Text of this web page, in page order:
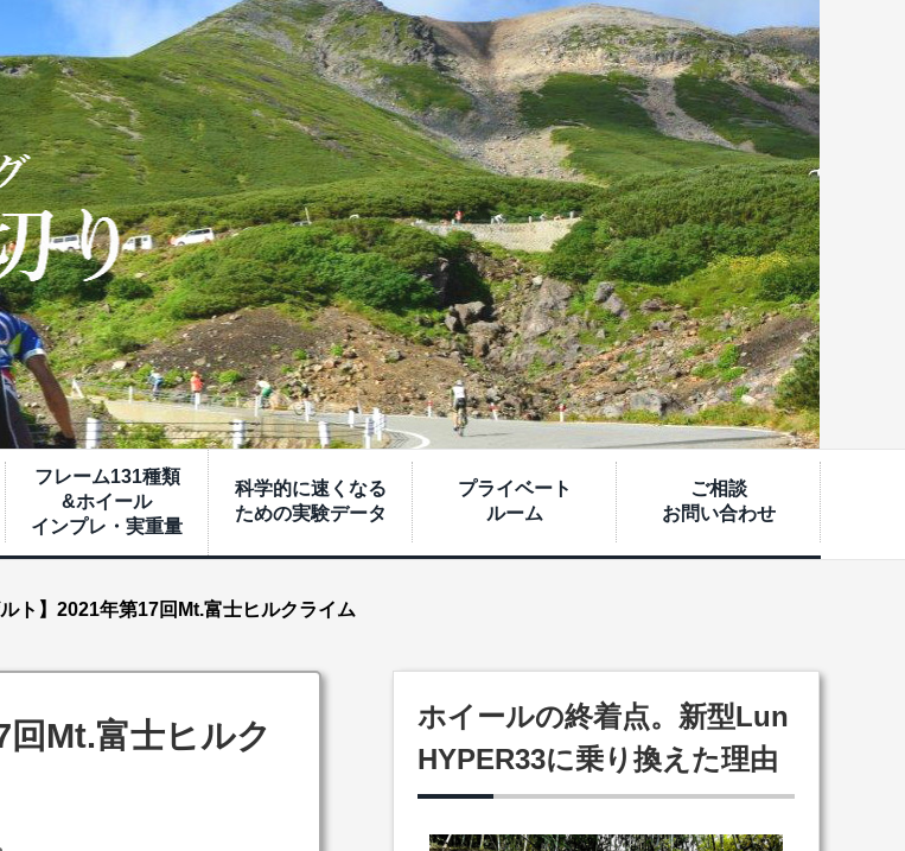
フレーム131種類
&ホイール
インプレ・実重量
科学的に速くなる
ための実験データ
プライベート
ルーム
ご相談
お問い合わせ
ルト】2021年第17回Mt.富士ヒルクライム
回Mt.富士ヒルク
ホイールの終着点。新型Lun
HYPER33に乗り換えた理由